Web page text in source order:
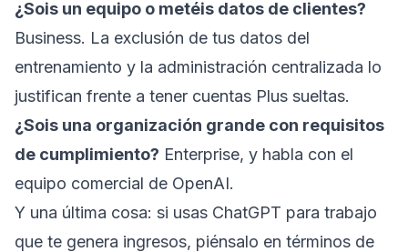
¿Sois un equipo o metéis datos de clientes?
Business. La exclusión de tus datos del
entrenamiento y la administración centralizada lo
justifican frente a tener cuentas Plus sueltas.
¿Sois una organización grande con requisitos
de cumplimiento? Enterprise, y habla con el
equipo comercial de OpenAI.
Y una última cosa: si usas ChatGPT para trabajo
que te genera ingresos, piénsalo en términos de